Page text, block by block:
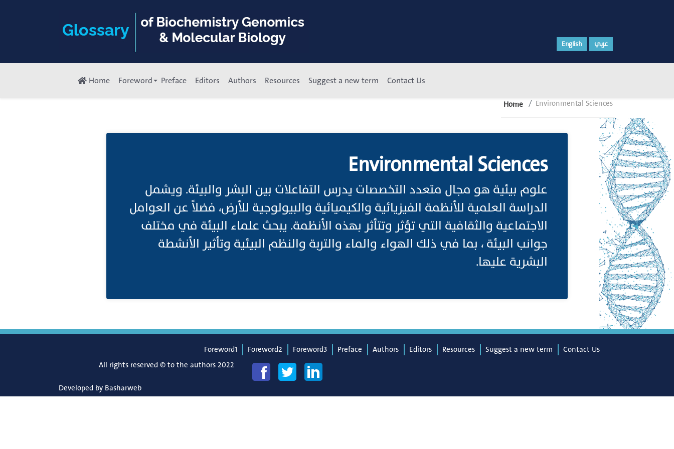
English عربي
Home Foreword Preface Editors Authors Resources Suggest a new term Contact Us
Home Environmental Sciences
Environmental Sciences
علوم بيئية هو مجال متعدد التخصصات يدرس التفاعلات بين البشر والبيئة. ويشمل
الدراسة العلمية للأنظمة الفيزيائية والكيميائية والبيولوجية للأرض، فضلاً عن العوامل
الاجتماعية والثقافية التي تؤثر وتتأثر بهذه الأنظمة. يبحث علماء البيئة في مختلف
جوانب البيئة ، بما في ذلك الهواء والماء والتربة والنظم البيئية وتأثير الأنشطة
البشرية عليها.
Foreword1 Foreword2 Foreword3 Preface Authors Editors Resources Suggest a new term
Contact Us
All rights reserved © to the authors 2022
Developed by Basharweb